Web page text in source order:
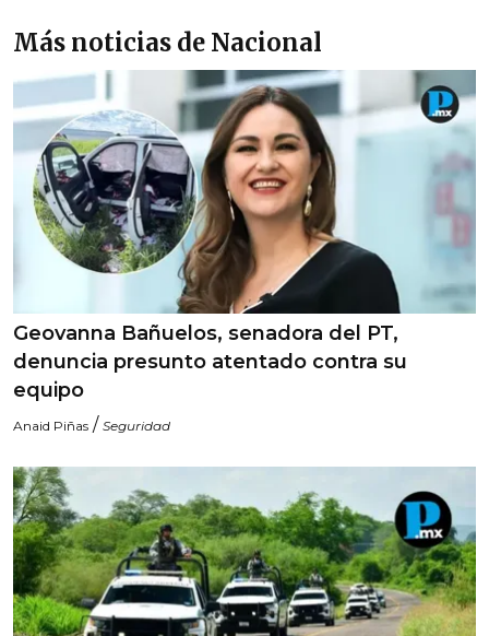
Más noticias de Nacional
Geovanna Bañuelos, senadora del PT,
denuncia presunto atentado contra su
equipo
Anaid Piñas / Seguridad